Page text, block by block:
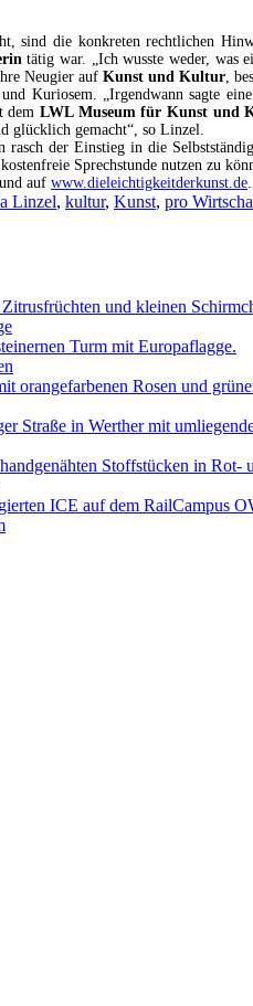
sind die konkreten rechtlichen
tätig war. „Ich wusste weder, was
Neugier auf Kunst und Kultur,
Kuriosem. „Irgendwann sagte
demLWL Museum für Kunst und
glücklich gemacht“, so Linzel.
der Einstieg in die
Sprechstunde nutzen zu
auf www.dieleichtigkeitderkunst.de
Linzel, kultur, Kunst, pro